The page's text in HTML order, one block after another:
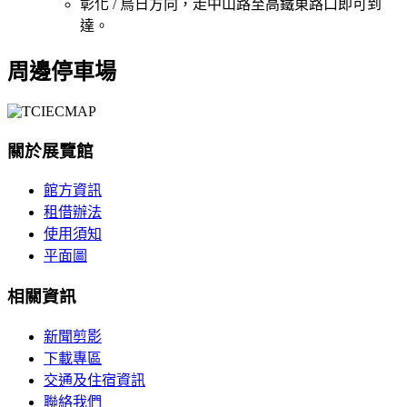
彰化 / 烏日方向，走中山路至高鐵東路口即可到
達。
周邊停車場
關於展覽館
館方資訊
租借辦法
使用須知
平面圖
相關資訊
新聞剪影
下載專區
交通及住宿資訊
聯絡我們